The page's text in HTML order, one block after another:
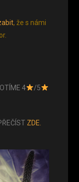
, že s námi
4
/5
ZDE.